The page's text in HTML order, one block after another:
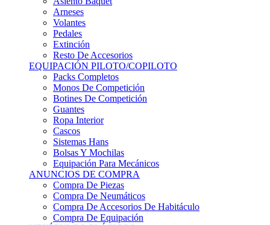
Volantes
Pedales
Extinción
Resto De Accesorios
EQUIPACIÓN PILOTO/COPILOTO
Packs Completos
Monos De Competición
Botines De Competición
Guantes
Ropa Interior
Cascos
Sistemas Hans
Bolsas Y Mochilas
Equipación Para Mecánicos
ANUNCIOS DE COMPRA
Compra De Piezas
Compra De Neumáticos
Compra De Accesorios De Habitáculo
Compra De Equipación
VEHÍCULOS CLÁSICOS